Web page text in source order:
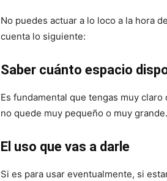
No puedes actuar a lo loco a la hora
cuenta lo siguiente:
Saber cuánto espacio
Es fundamental que tengas muy
no quede muy pequeño o muy grande.
El uso que vas a darle
Si es para usar eventualmente, si